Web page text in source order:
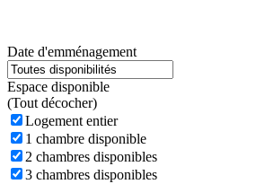
Date d'emménagement
Espace disponible
(Tout décocher)
Logement entier
1 chambre disponible
2 chambres disponibles
3 chambres disponibles